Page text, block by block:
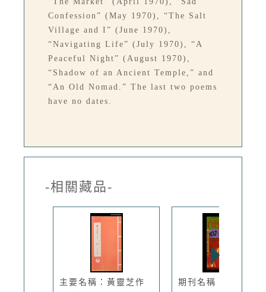
Confession” (May 1970), “The Salt
Village and I” (June 1970),
“Navigating Life” (July 1970), “A
Peaceful Night” (August 1970),
“Shadow of an Ancient Temple,” and
“An Old Nomad.” The last two poems
have no dates.
-相關藏品-
主要名稱：黃靈芝作
期刊名稱：臺灣文藝